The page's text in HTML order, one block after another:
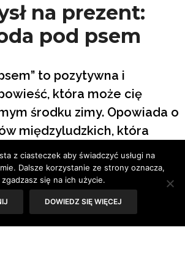
na prezent:
pod psem
to pozytywna i
która może cię
środku zimy. Opowiada o
międzyludzkich, która
nie tylko od święta.
z ciasteczek aby świadczyć usługi na
Dalsze korzystanie ze strony oznacza,
zgadzasz się na ich użycie.
DOWIEDZ SIĘ WIĘCEJ